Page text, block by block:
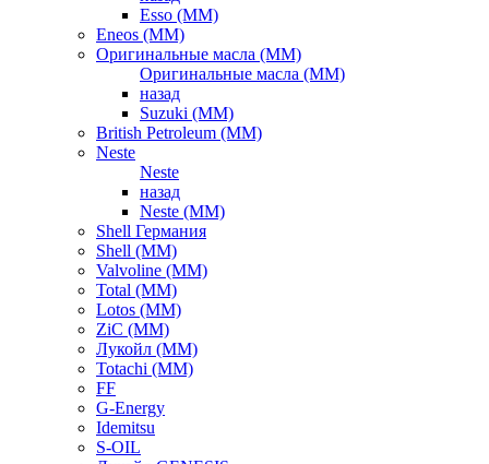
Esso (ММ)
Eneos (ММ)
Оригинальные масла (ММ)
Оригинальные масла (ММ)
назад
Suzuki (ММ)
British Petroleum (ММ)
Neste
Neste
назад
Neste (ММ)
Shell Германия
Shell (ММ)
Valvoline (ММ)
Total (ММ)
Lotos (ММ)
ZiC (ММ)
Лукойл (ММ)
Totachi (MM)
FF
G-Energy
Idemitsu
S-OIL